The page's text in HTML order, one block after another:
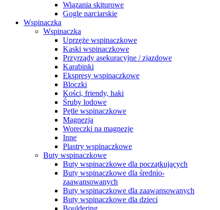
Wiązania skiturowe
Gogle narciarskie
Wspinaczka
Wspinaczka
Uprzęże wspinaczkowe
Kaski wspinaczkowe
Przyrządy asekuracyjne / zjazdowe
Karabinki
Ekspresy wspinaczkowe
Bloczki
Kości, friendy, haki
Śruby lodowe
Pętle wspinaczkowe
Magnezja
Woreczki na magnezje
Inne
Plastry wspinaczkowe
Buty wspinaczkowe
Buty wspinaczkowe dla początkujących
Buty wspinaczkowe dla średnio-
zaawansowanych
Buty wspinaczkowe dla zaawansowanych
Buty wspinaczkowe dla dzieci
Bouldering